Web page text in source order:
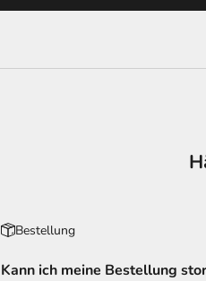
Bestellung
Kann ich meine Bestellung